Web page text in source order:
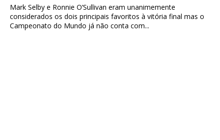
Mark Selby e Ronnie O’Sullivan eram unanimemente
considerados os dois principais favoritos à vitória final mas o
Campeonato do Mundo já não conta com...